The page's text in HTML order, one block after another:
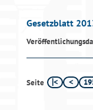
Gesetzblatt
Seite